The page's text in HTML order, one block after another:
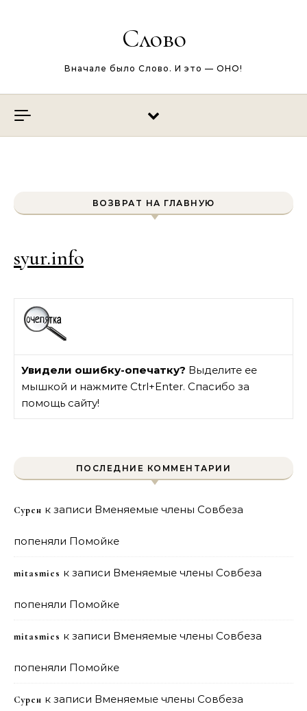
Слово
Вначале было Слово. И это — ОНО!
ВОЗВРАТ НА ГЛАВНУЮ
syur.info
Увидели ошибку-опечатку? Выделите ее
мышкой и нажмите Ctrl+Enter. Спасибо за
помощь сайту!
ПОСЛЕДНИЕ КОММЕНТАРИИ
Сурен к записи Вменяемые члены Совбеза
попеняли Помойке
mitasmies к записи Вменяемые члены Совбеза
попеняли Помойке
mitasmies к записи Вменяемые члены Совбеза
попеняли Помойке
Сурен к записи Вменяемые члены Совбеза